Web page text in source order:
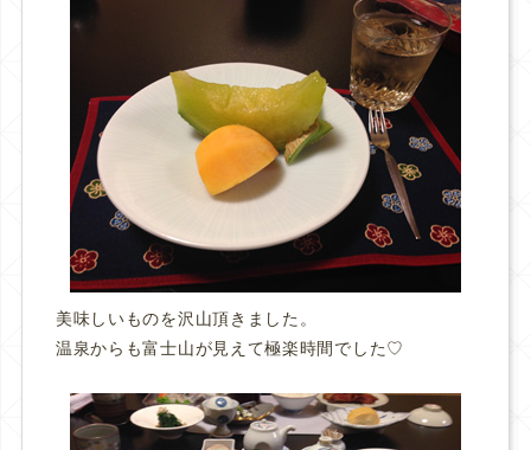
美味しいものを沢山頂きました。
温泉からも富士山が見えて極楽時間でした♡